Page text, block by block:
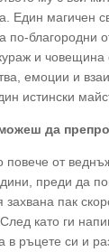
Един магичен
по-благородни
и
емоции и
истински
да
повече от
преди да
пак
като ги
ръцете си и